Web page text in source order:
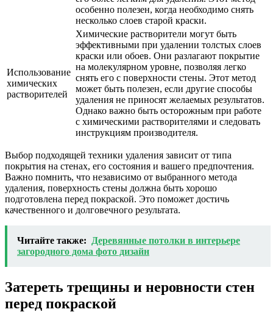
особенно полезен, когда необходимо снять
несколько слоев старой краски.
Использование
химических
растворителей
Химические растворители могут быть
эффективными при удалении толстых слоев
краски или обоев. Они разлагают покрытие
на молекулярном уровне, позволяя легко
снять его с поверхности стены. Этот метод
может быть полезен, если другие способы
удаления не приносят желаемых результатов.
Однако важно быть осторожным при работе
с химическими растворителями и следовать
инструкциям производителя.
Выбор подходящей техники удаления зависит от типа
покрытия на стенах, его состояния и вашего предпочтения.
Важно помнить, что независимо от выбранного метода
удаления, поверхность стены должна быть хорошо
подготовлена перед покраской. Это поможет достичь
качественного и долговечного результата.
Читайте также:
Деревянные потолки в интерьере
загородного дома фото дизайн
Затереть трещины и неровности стен
перед покраской